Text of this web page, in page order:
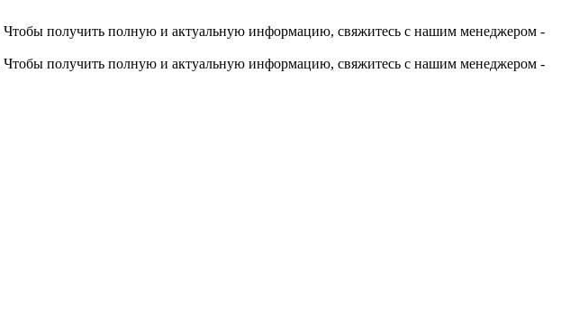
Чтобы получить полную и актуальную информацию, свяжитесь с нашим менеджером -
Чтобы получить полную и актуальную информацию, свяжитесь с нашим менеджером -